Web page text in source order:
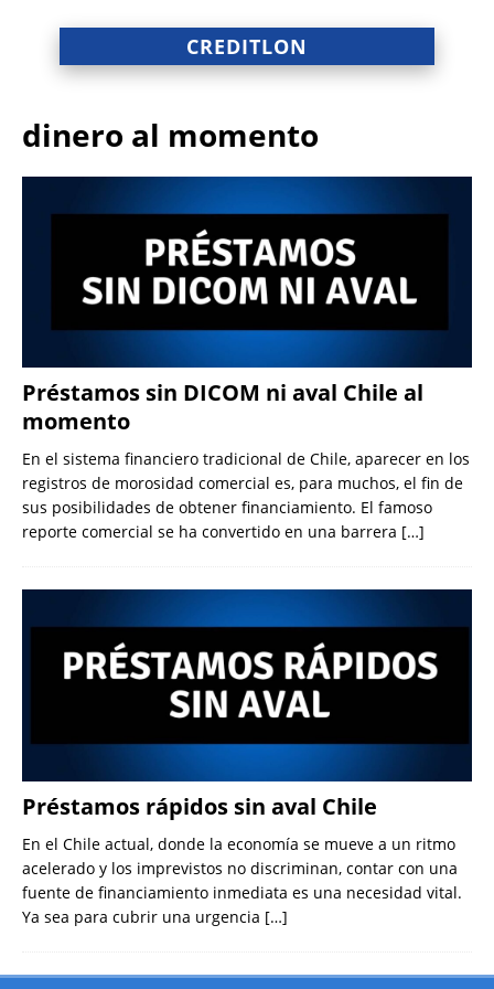
CREDITLON
dinero al momento
Préstamos sin DICOM ni aval Chile al
momento
En el sistema financiero tradicional de Chile, aparecer en los
registros de morosidad comercial es, para muchos, el fin de
sus posibilidades de obtener financiamiento. El famoso
reporte comercial se ha convertido en una barrera […]
Préstamos rápidos sin aval Chile
En el Chile actual, donde la economía se mueve a un ritmo
acelerado y los imprevistos no discriminan, contar con una
fuente de financiamiento inmediata es una necesidad vital.
Ya sea para cubrir una urgencia […]